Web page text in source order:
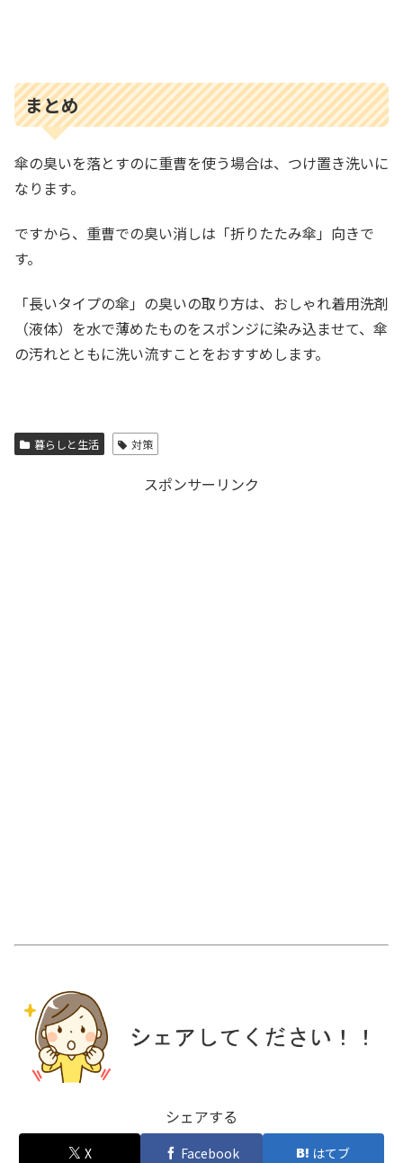
まとめ
傘の臭いを落とすのに重曹を使う場合は、つけ置き洗いに
なります。
ですから、重曹での臭い消しは「折りたたみ傘」向きで
す。
「長いタイプの傘」の臭いの取り方は、おしゃれ着用洗剤
（液体）を水で薄めたものをスポンジに染み込ませて、傘
の汚れとともに洗い流すことをおすすめします。
暮らしと生活 対策
スポンサーリンク
シェアする
X Facebook はてブ